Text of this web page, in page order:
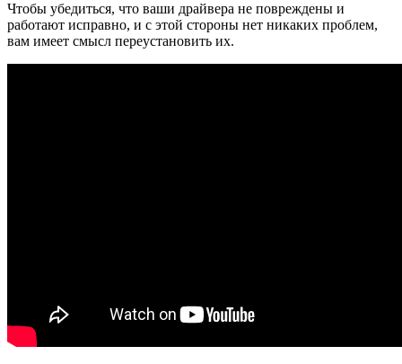
Чтобы убедиться, что ваши драйвера не повреждены и
работают исправно, и с этой стороны нет никаких проблем,
вам имеет смысл переустановить их.